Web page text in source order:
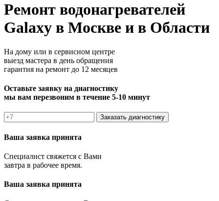
Ремонт водонагревателей
Galaxy в Москве и в Области
На дому или в сервисном центре
выезд мастера в день обращения
гарантия на ремонт до 12 месяцев
Оставьте заявку на диагностику
мы вам перезвоним в течение 5-10 минут
Заказать диагностику
Ваша заявка принята
Специалист свяжется с Вами
завтра в рабочее время.
Ваша заявка принята